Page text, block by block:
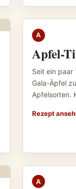
GEBACKENES
A
Apfel-
Seit ein
Gala-Äpfel
Apfelsorten.
Rezept
GEBACKENES
A